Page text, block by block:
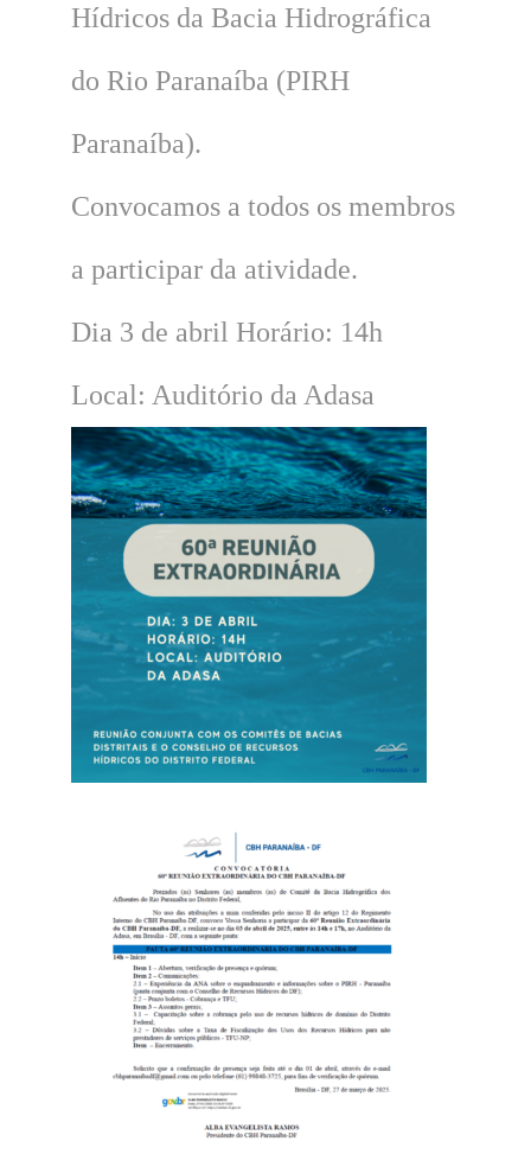
Hídricos da Bacia Hidrográfica
do Rio Paranaíba (PIRH
Paranaíba).
Convocamos a todos os membros
a participar da atividade.
Dia 3 de abril Horário: 14h
Local: Auditório da Adasa